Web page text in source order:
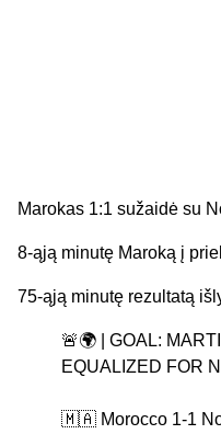
Marokas 1:1 sužaidė su
8-ąją minutę Maroką į
75-ąją minutę rezultatą
🚨🌍 | GOAL:
EQUALIZED FOR
🇲🇦 Morocco 1-1